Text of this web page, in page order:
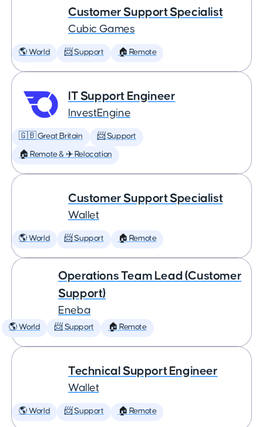
Customer Support Specialist
Cubic Games
🌎 World 📨 Support 🏠 Remote
IT Support Engineer
InvestEngine
🇬🇧 Great Britain 📨 Support
🏠 Remote & ✈️ Relocation
Customer Support Specialist
Wallet
🌎 World 📨 Support 🏠 Remote
Operations Team Lead (Customer
Support)
Eneba
🌎 World 📨 Support 🏠 Remote
Technical Support Engineer
Wallet
🌎 World 📨 Support 🏠 Remote